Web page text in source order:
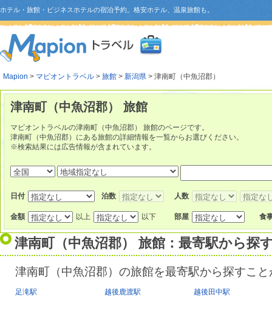
ホテル・旅館・ビジネスホテルの宿泊予約。格安ホテル、温泉旅館も。
Mapion > マピオントラベル > 旅館 > 新潟県 > 津南町（中魚沼郡）
津南町（中魚沼郡） 旅館
マピオントラベルの津南町（中魚沼郡） 旅館のページです。
津南町（中魚沼郡）にある旅館の詳細情報を一覧からお選びください。
※検索結果には広告情報が含まれています。
日付 泊数 人数
金額 以上 以下 部屋 食
津南町（中魚沼郡） 旅館：最寄駅から探
津南町（中魚沼郡）の旅館を最寄駅から探すこ
足滝駅 越後鹿渡駅 越後田中駅